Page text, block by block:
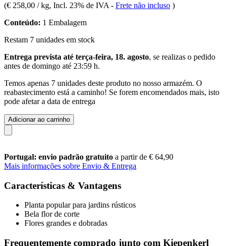
(€ 258,00 / kg, Incl. 23% de IVA - Frete não incluso )
Conteúdo: 1 Embalagem
Restam 7 unidades em stock
Entrega prevista até terça-feira, 18. agosto, se realizas o pedido
antes de domingo até 23:59 h.
Temos apenas 7 unidades deste produto no nosso armazém. O
reabastecimento está a caminho! Se forem encomendados mais, isto
pode afetar a data de entrega
Adicionar ao carrinho
Portugal: envio padrão gratuito a partir de € 64,90
Mais informações sobre Envio & Entrega
Características & Vantagens
Planta popular para jardins rústicos
Bela flor de corte
Flores grandes e dobradas
Frequentemente comprado junto com Kiepenkerl